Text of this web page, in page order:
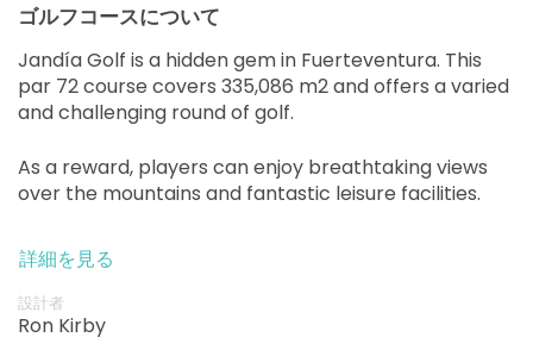
ゴルフコースについて
Jandía Golf is a hidden gem in Fuerteventura. This
par 72 course covers 335,086 m2 and offers a varied
and challenging round of golf.
As a reward, players can enjoy breathtaking views
over the mountains and fantastic leisure facilities.
詳細を見る
設計者
Ron Kirby